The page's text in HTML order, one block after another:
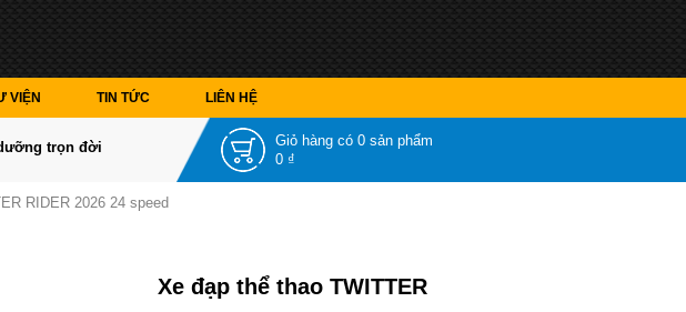
VIỆN TIN TỨC LIÊN HỆ
trọn đời Giỏ hàng có 0 sản phẩm
0 ₫
RIDER 2026 24 speed
Xe đạp thể thao TWITTER